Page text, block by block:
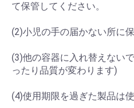
て保管してください。
(2)小児の手の届かない所に
(3)他の容器に入れ替えない
ったり品質が変わります)
(4)使用期限を過ぎた製品は